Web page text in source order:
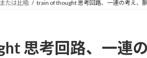
たは比喩 train of thought 思考回路、一連の考え、
思考回路、一連